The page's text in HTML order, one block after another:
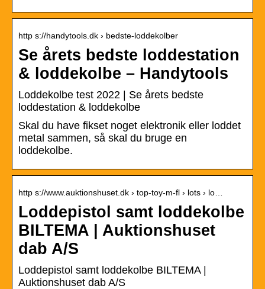
http s://handytools.dk › bedste-loddekolber
Se årets bedste loddestation
& loddekolbe – Handytools
Loddekolbe test 2022 | Se årets bedste
loddestation & loddekolbe
Skal du have fikset noget elektronik eller loddet
metal sammen, så skal du bruge en
loddekolbe.
http s://www.auktionshuset.dk › top-toy-m-fl › lots › lo…
Loddepistol samt loddekolbe
BILTEMA | Auktionshuset
dab A/S
Loddepistol samt loddekolbe BILTEMA |
Auktionshuset dab A/S